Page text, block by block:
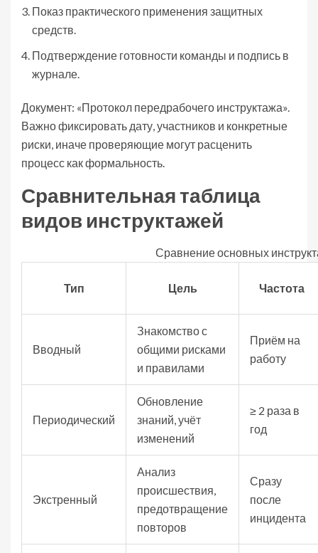
Показ практического применения защитных
средств.
Подтверждение готовности команды и подпись в
журнале.
Документ: «Протокол передрабочего инструктажа».
Важно фиксировать дату, участников и конкретные
риски, иначе проверяющие могут расценить
процесс как формальность.
Сравнительная таблица
видов инструктажей
Сравнение основных
Тип Цель Частота
Вводный
Знакомство с
общими рисками
и правилами
Приём на
работу
Периодический
Обновление
знаний, учёт
изменений
≥ 2 раза в
год
Экстренный
Анализ
происшествия,
предотвращение
повторов
Сразу
после
инцидента